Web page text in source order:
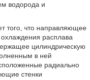
водорода и
того, что направляющее
расплава
цилиндрическую
в ней
радиально
стенки